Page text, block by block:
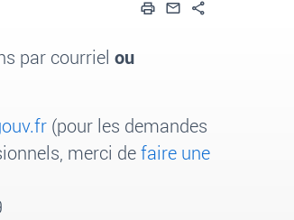
ImprimerEnvoyer par
par courriel ou
(pour les demandes
, merci defaire une